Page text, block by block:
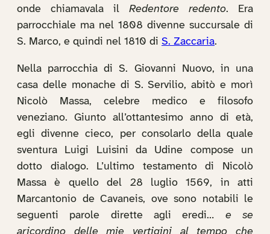
onde chiamavala il Redentore redento. Era
parrocchiale ma nel 1808 divenne succursale di
S. Marco, e quindi nel 1810 di S. Zaccaria.
Nella parrocchia di S. Giovanni Nuovo, in una
casa delle monache di S. Servilio, abitò e morì
Nicolò Massa, celebre medico e filosofo
veneziano. Giunto all’ottantesimo anno di età,
egli divenne cieco, per consolarlo della quale
sventura Luigi Luisini da Udine compose un
dotto dialogo. L’ultimo testamento di Nicolò
Massa è quello del 28 luglio 1569, in atti
Marcantonio de Cavaneis, ove sono notabili le
seguenti parole dirette agli eredi… e se